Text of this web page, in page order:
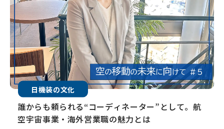
日機装の文化
誰からも頼られる“コーディネーター”として。航
空宇宙事業・海外営業職の魅力とは